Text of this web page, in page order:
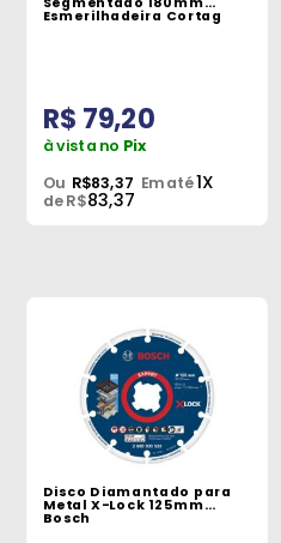
Esmerilhadeira Cortag
R$ 79,20
à vista no Pix
Ou R$83,37 Em até1X
de R$83,37
Disco Diamantado para
Metal X-Lock 125mm
Bosch